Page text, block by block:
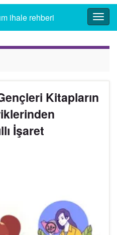
ihale rehberi
Kitapların
İşaret